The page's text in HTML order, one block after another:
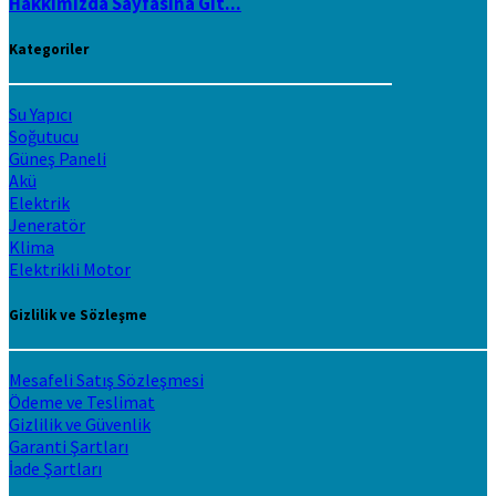
Kategoriler
Su Yapıcı
Soğutucu
Güneş Paneli
Akü
Elektrik
Jeneratör
Klima
Elektrikli Motor
Gizlilik ve Sözleşme
Mesafeli Satış Sözleşmesi
Ödeme ve Teslimat
Gizlilik ve Güvenlik
Garanti Şartları
İade Şartları